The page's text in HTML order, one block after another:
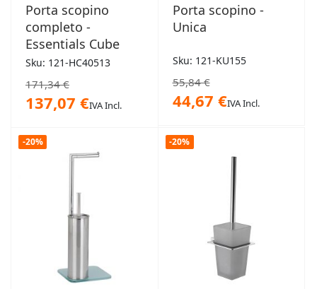
Porta scopino
completo -
Essentials Cube
Sku: 121-HC40513
171,34 €
137,07 €IVA Incl.
Porta scopino -
Unica
Sku: 121-KU155
55,84 €
44,67 €IVA Incl.
-20% -20%